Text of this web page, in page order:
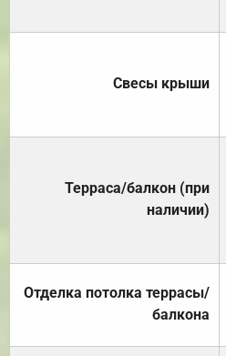
Свесы крыши
Терраса/балкон (при
наличии)
Отделка потолка террасы/
балкона